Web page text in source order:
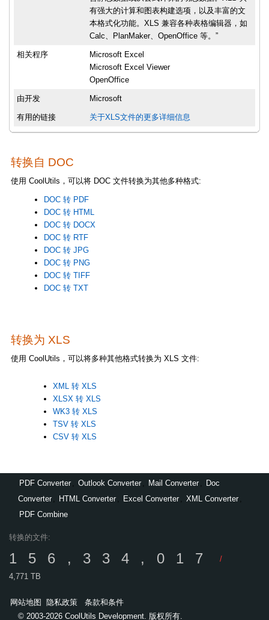
有强大的计算和图表构建选项，以及丰富的文
本格式化功能。XLS 兼容各种表格编辑器，如
Calc、PlanMaker、OpenOffice 等。”
相关程序
Microsoft Excel
Microsoft Excel Viewer
OpenOffice
由开发 Microsoft
有用的链接 关于XLS文件的更多详细信息
转换自 DOC
使用 CoolUtils，可以将 DOC 文件转换为其他多种格式:
DOC 转 PDF
DOC 转 HTML
DOC 转 DOCX
DOC 转 RTF
DOC 转 JPG
DOC 转 PNG
DOC 转 TIFF
DOC 转 TXT
转换为 XLS
使用 CoolUtils，可以将多种其他格式转换为 XLS 文件:
XML 转 XLS
XLSX 转 XLS
WK3 转 XLS
TSV 转 XLS
CSV 转 XLS
PDF Converter Outlook Converter Mail Converter
Doc
Converter
HTML Converter Excel Converter XML Converter
PDF Combine
转换的文件:
156,334,017
/
4,771 TB
网站地图 隐私政策
条款和条件
© 2003-2026 CoolUtils Development. 版权所有.